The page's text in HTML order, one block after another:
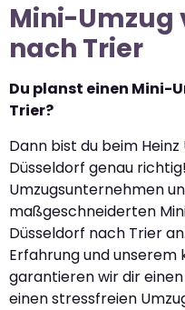
Mini-Umzug
nach Trier
Du planst einen Mini-
Trier?
Dann bist du beim
Düsseldorf genau
Umzugsunternehmen
maßgeschneiderten
Düsseldorf nach Trier
Erfahrung und
garantieren wir dir
einen stressfreien